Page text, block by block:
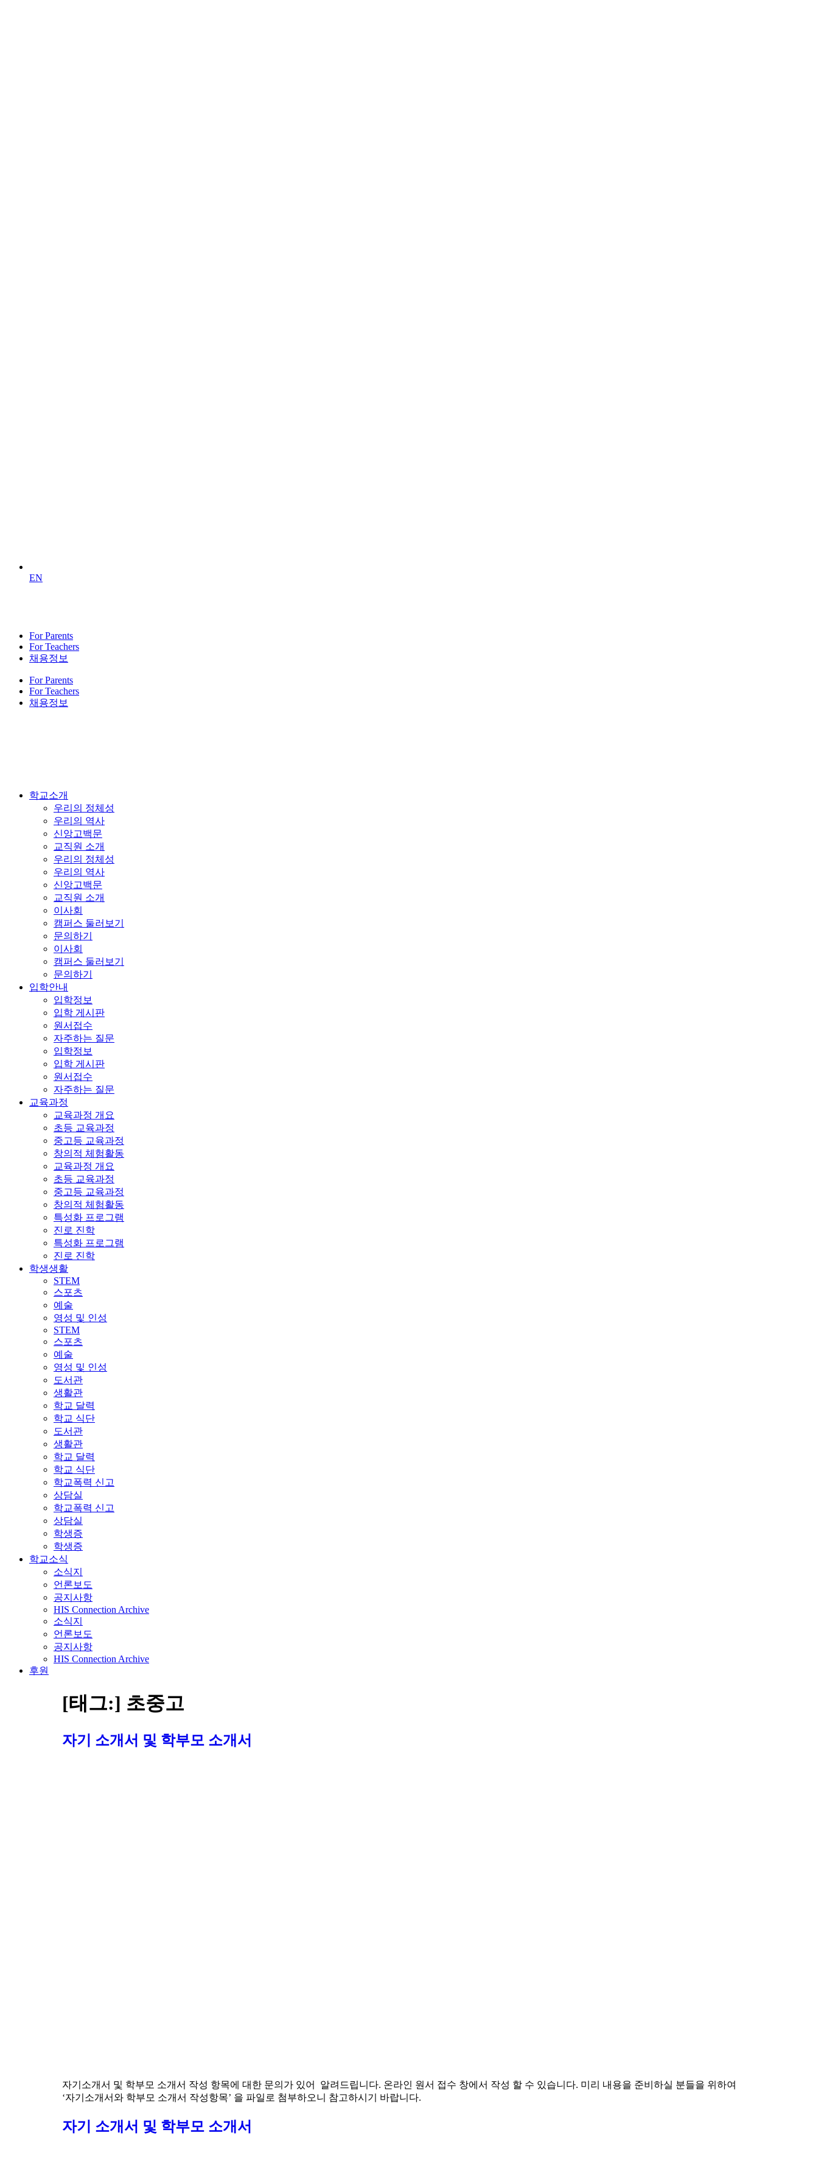
EN
For Parents
For Teachers
채용정보
For Parents
For Teachers
채용정보
학교소개
우리의 정체성
우리의 역사
신앙고백문
교직원 소개
우리의 정체성
우리의 역사
신앙고백문
교직원 소개
이사회
캠퍼스 둘러보기
문의하기
이사회
캠퍼스 둘러보기
문의하기
입학안내
입학정보
입학 게시판
원서접수
자주하는 질문
입학정보
입학 게시판
원서접수
자주하는 질문
교육과정
교육과정 개요
초등 교육과정
중고등 교육과정
창의적 체험활동
교육과정 개요
초등 교육과정
중고등 교육과정
창의적 체험활동
특성화 프로그램
진로 진학
특성화 프로그램
진로 진학
학생생활
STEM
스포츠
예술
영성 및 인성
STEM
스포츠
예술
영성 및 인성
도서관
생활관
학교 달력
학교 식단
도서관
생활관
학교 달력
학교 식단
학교폭력 신고
상담실
학교폭력 신고
상담실
학생증
학생증
학교소식
소식지
언론보도
공지사항
HIS Connection Archive
소식지
언론보도
공지사항
HIS Connection Archive
후원
[태그:] 초중고
자기 소개서 및 학부모 소개서
자기소개서 및 학부모 소개서 작성 항목에 대한 문의가 있어 알려드립니다. 온라인 원서 접수 창에서 작성 할 수 있습니다. 미리 내용을 준비하실 분들을 위하여
‘자기소개서와 학부모 소개서 작성항목’ 을 파일로 첨부하오니 참고하시기 바랍니다.
자기 소개서 및 학부모 소개서